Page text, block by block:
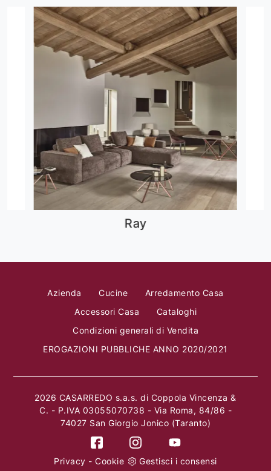
Small Ghost Buster
Azienda Cucine
Arredamento Casa
Accessori Casa
Cataloghi
Condizioni generali di Vendita
EROGAZIONI PUBBLICHE ANNO 2020/2021
2026 CASARREDO s.a.s. di Coppola Vincenza &
C. - P.IVA 03055070738 - Via Roma, 84/86 -
74027 San Giorgio Jonico (Taranto)
Privacy -Cookie Gestisci i consensi